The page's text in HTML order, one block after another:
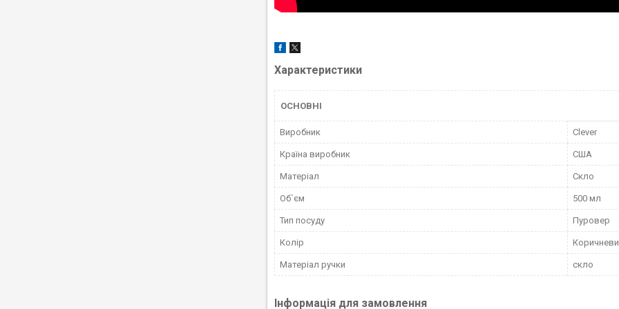
Характеристики
ОСНОВНІ
Виробник Clever
Країна виробник США
Матеріал Скло
Об`єм 500 мл
Тип посуду Пуровер
Колір
Матеріал ручки скло
Інформація для замовлення